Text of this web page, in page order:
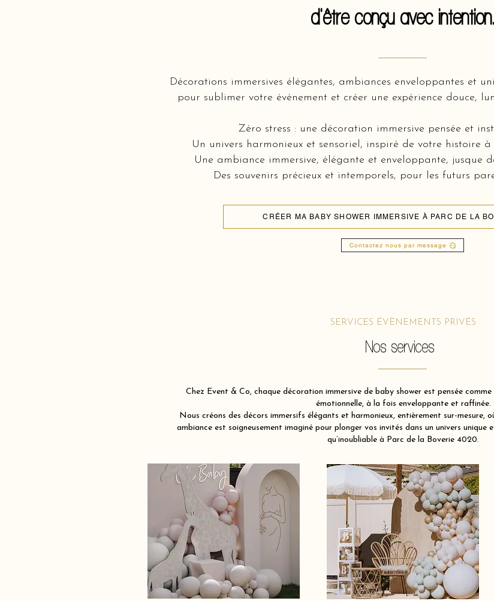
d'être conçu avec intention.
Décorations immersives élégantes, ambiances enveloppantes et
pour sublimer votre événement et créer une expérience douce,
Zéro stress : une décoration immersive pensée et
Un univers harmonieux et sensoriel, inspiré de votre histoire
Une ambiance immersive, élégante et enveloppante, jusque
Des souvenirs précieux et intemporels, pour les futurs
CRÉER MA BABY SHOWER IMMERSIVE À PARC DE LA
Contactez nous par message
SERVICES ÉVÈNEMENTS PRIVÉS
Nos services
Chez Event & Co, chaque décoration immersive de baby shower est pensée
émotionnelle, à la fois enveloppante et raffinée.
Nous créons des décors immersifs élégants et harmonieux, entièrement sur-mesure,
ambiance est soigneusement imaginé pour plonger vos invités dans un univers unique
qu’inoubliable à Parc de la Boverie 4020.